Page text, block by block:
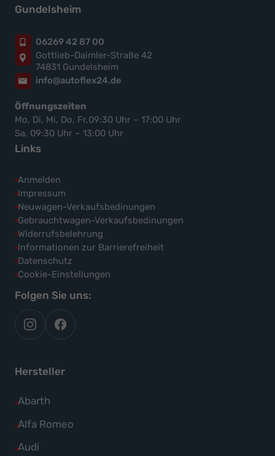
Gundelsheim
06269 42 87 00
Gottlieb-Daimler-Straße 42
74831 Gundelsheim
info@autoflex24.de
Öffnungszeiten
Mo, Di, Mi, Do, Fr,09:30 Uhr – 17:00 Uhr
Sa, 09:30 Uhr – 13:00 Uhr
Links
Anmelden
Impressum
Neuwagen-Verkaufsbedinungen
Gebrauchtwagen-Verkaufsbedinungen
Widerrufsbelehrung
Informationen zur Barrierefreiheit
Datenschutz
Cookie-Einstellungen
Folgen Sie uns:
autoflex
auf
autoflex24
auf
Hersteller
Abarth
Alle
Fahrzeuge
Alfa Romeo
Alle
Fahrzeuge
Audi
Alle